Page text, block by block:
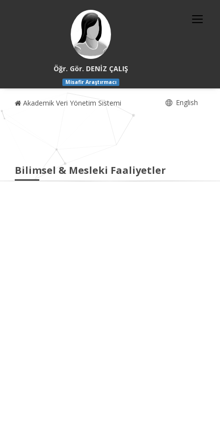
Öğr. Gör. DENİZ ÇALIŞ
Misafir Araştırmacı
Akademik Veri Yönetim Sistemi English
Bilimsel & Mesleki Faaliyetler